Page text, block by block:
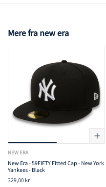
Mere fra new era
NEW ERA
New Era - 59FIFTY Fitted Cap - New York
Yankees - Black
329,00 kr